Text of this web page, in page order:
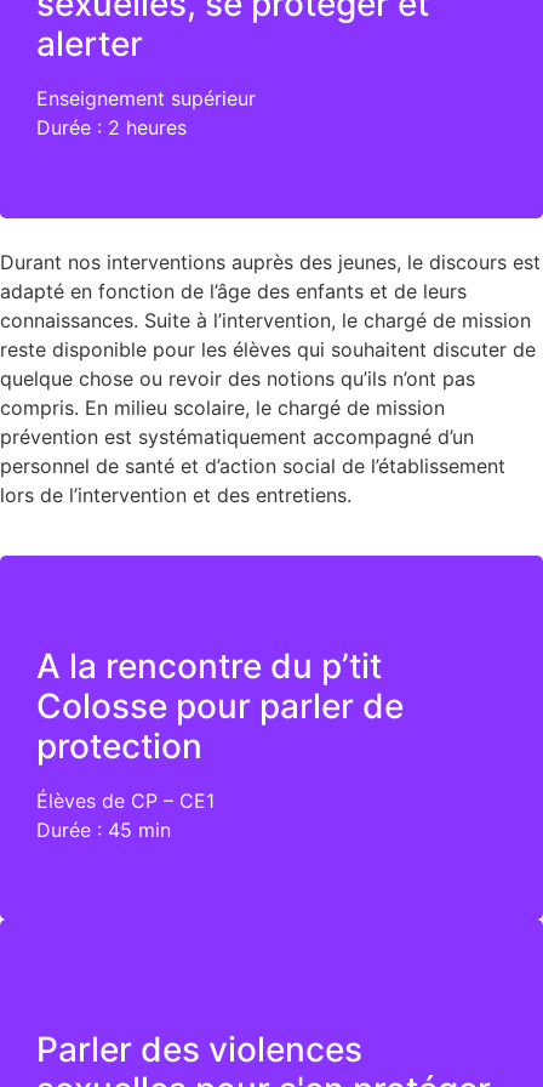
alerter
Enseignement supérieur
Durée : 2 heures
Recevoir la parole et alerter
Durant nos interventions auprès des jeunes, le discours est
adapté en fonction de l’âge des enfants et de leurs
connaissances. Suite à l’intervention, le chargé de mission
reste disponible pour les élèves qui souhaitent discuter de
quelque chose ou revoir des notions qu’ils n’ont pas
compris. En milieu scolaire, le chargé de mission
prévention est systématiquement accompagné d’un
personnel de santé et d’action social de l’établissement
lors de l’intervention et des entretiens.
A la rencontre du p’tit
Colosse pour parler de
protection
Élèves de CP – CE1
Durée : 45 min
C’est quoi la protection des enfants
Savoir identifier les émotions primaires
Jeux des situations : aider le p’tit Colosse à se
Parler des violences
Le témoignage de Sébastien Boueilh
Les parties intimes et le consentement